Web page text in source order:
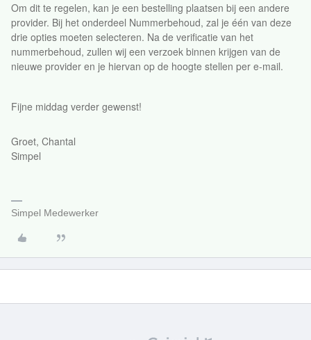
Om dit te regelen, kan je een bestelling plaatsen bij een andere
provider. Bij het onderdeel Nummerbehoud, zal je één van deze
drie opties moeten selecteren. Na de verificatie van het
nummerbehoud, zullen wij een verzoek binnen krijgen van de
nieuwe provider en je hiervan op de hoogte stellen per e-mail.
Fijne middag verder gewenst!
Groet, Chantal
Simpel
Simpel Medewerker